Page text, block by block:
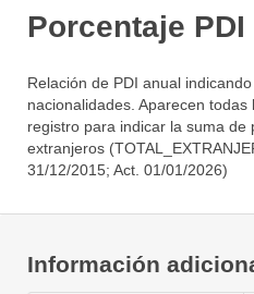
Porcentaje
Relación de PDI anual
nacionalidades. Aparecen
registro para indicar la suma de
extranjeros
31/12/2015; Act. 01/01/2026)
Información